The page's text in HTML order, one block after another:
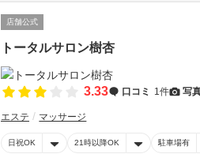
店舗公式
トータルサロン樹杏
3.33 口コミ 1件 写
エステ マッサージ
日祝OK 21時以降OK 駐車場有